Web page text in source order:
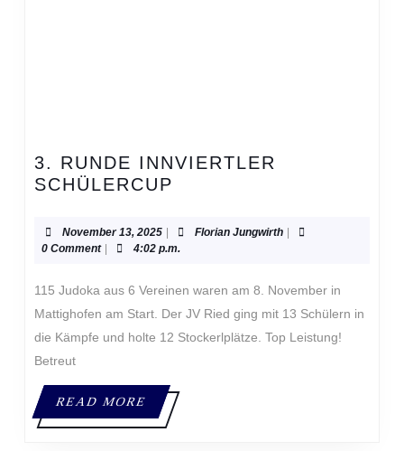
3. RUNDE INNVIERTLER
SCHÜLERCUP
INNVIERTLER
SCHÜLERCUP
November 13, 2025November
13,
| Florian JungwirthFlorian
|
0 Comment | 4:02 p.m.
115 Judoka aus 6 Vereinen waren am 8. November in
Mattighofen am Start. Der JV Ried ging mit 13 Schülern in
die Kämpfe und holte 12 Stockerlplätze. Top Leistung!
Betreut
READ MOREREAD
MORE